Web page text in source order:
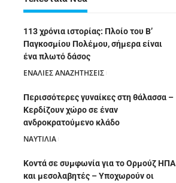
113 χρόνια ιστορίας: Πλοίο του Β’
Παγκοσμίου Πολέμου, σήμερα είναι
ένα πλωτό δάσος
ΕΝΑΛΙΕΣ ΑΝΑΖΗΤΗΣΕΙΣ
Περισσότερες γυναίκες στη θάλασσα –
Κερδίζουν χώρο σε έναν
ανδροκρατούμενο κλάδο
ΝΑΥΤΙΛΙΑ
Κοντά σε συμφωνία για το Ορμούζ ΗΠΑ
και μεσολαβητές – Υποχωρούν οι